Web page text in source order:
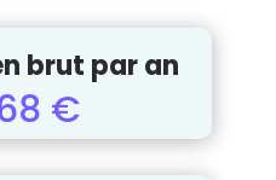
brut par an
€